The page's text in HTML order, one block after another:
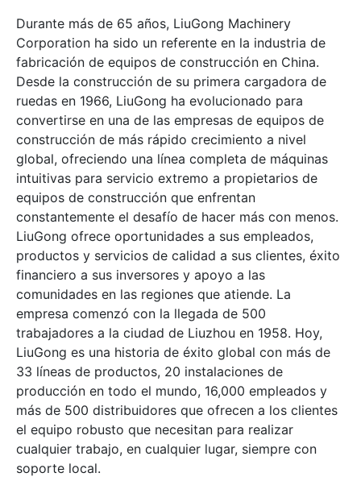
Durante más de 65 años, LiuGong Machinery
Corporation ha sido un referente en la industria de
fabricación de equipos de construcción en China.
Desde la construcción de su primera cargadora de
ruedas en 1966, LiuGong ha evolucionado para
convertirse en una de las empresas de equipos de
construcción de más rápido crecimiento a nivel
global, ofreciendo una línea completa de máquinas
intuitivas para servicio extremo a propietarios de
equipos de construcción que enfrentan
constantemente el desafío de hacer más con menos.
LiuGong ofrece oportunidades a sus empleados,
productos y servicios de calidad a sus clientes, éxito
financiero a sus inversores y apoyo a las
comunidades en las regiones que atiende. La
empresa comenzó con la llegada de 500
trabajadores a la ciudad de Liuzhou en 1958. Hoy,
LiuGong es una historia de éxito global con más de
33 líneas de productos, 20 instalaciones de
producción en todo el mundo, 16,000 empleados y
más de 500 distribuidores que ofrecen a los clientes
el equipo robusto que necesitan para realizar
cualquier trabajo, en cualquier lugar, siempre con
soporte local.